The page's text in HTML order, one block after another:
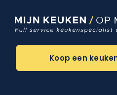
naar
inhoud
Koop een